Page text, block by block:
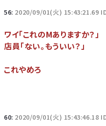
56: 2020/09/01(火) 15:43:21.69
ワイ「これのMありますか？」
店員「ない。もういい？」
これやめろ
60: 2020/09/01(火) 15:43:46.18